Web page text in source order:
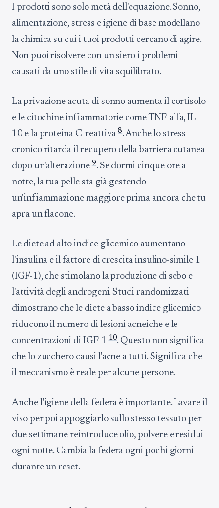
I prodotti sono solo metà dell'equazione. Sonno,
alimentazione, stress e igiene di base modellano
la chimica su cui i tuoi prodotti cercano di agire.
Non puoi risolvere con un siero i problemi
causati da uno stile di vita squilibrato.
La privazione acuta di sonno aumenta il cortisolo
e le citochine infiammatorie come TNF-alfa, IL-
10 e la proteina C-reattiva8. Anche lo stress
cronico ritarda il recupero della barriera cutanea
dopo un'alterazione 9. Se dormi cinque ore a
notte, la tua pelle sta già gestendo
un'infiammazione maggiore prima ancora che tu
apra un flacone.
Le diete ad alto indice glicemico aumentano
l'insulina e il fattore di crescita insulino-simile 1
(IGF-1), che stimolano la produzione di sebo e
l'attività degli androgeni. Studi randomizzati
dimostrano che le diete a basso indice glicemico
riducono il numero di lesioni acneiche e le
concentrazioni di IGF-1 10. Questo non significa
che lo zucchero causi l'acne a tutti. Significa che
il meccanismo è reale per alcune persone.
Anche l'igiene della federa è importante. Lavare il
viso per poi appoggiarlo sullo stesso tessuto per
due settimane reintroduce olio, polvere e residui
ogni notte. Cambia la federa ogni pochi giorni
durante un reset.